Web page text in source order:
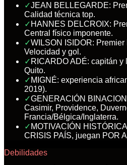
✓JEAN BELLEGARDE:
Calidad técnica top.
✓ HANNES DELCROIX:
Central físico imponente.
✓WILSON ISIDOR:
Velocidad y gol.
✓ RICARDO ADÉ: capitán
Quito.
✓ MIGNÉ: experiencia
2019).
✓GENERACIÓN
Casimir, Providence,
Francia/Bélgica/Inglaterra.
✓ MOTIVACIÓN
CRISIS PAÍS, juegan POR
Debilidades